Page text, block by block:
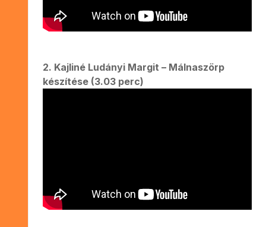
2. Kajliné Ludányi Margit – Málnaszörp
készítése (3.03 perc)